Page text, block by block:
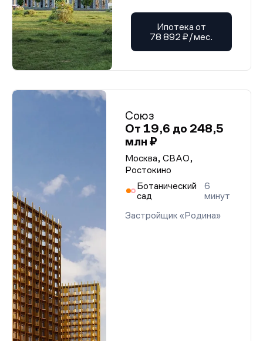
Ипотека от
78 892 ₽/мес.
Союз
От 19,6 до 248,5
млн ₽
Москва, СВАО,
Ростокино
Ботанический
сад
6
минут
Застройщик «Родина»